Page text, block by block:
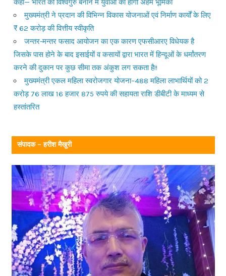
कहा— भारत को विश्वगुरु बनाने में युवाओं की होगी अहम भूमिका
मुख्यमंत्री ने प्रदान की विभिन्न विकास योजनाओं एवं निर्माण कार्यों के लिए
₹ 62 करोड़ की वित्तीय स्वीकृति
जन्तर-मन्तर फसाद आयोजन का एक कारण एफसीआरए विधेयक है
जिसके पास होने के बाद इसाईयों व कसायों द्वारा भारत में हिन्दूओं के धर्मांतरण
करने की दुकान पर कुछ सीमा तक अंकुश लग सकता है!!
मुख्यमंत्री एकल महिला स्वरोजगार योजना–488 महिला लाभार्थियों को 2
करोड़ 76 लाख 16 हजार 875 रुपये की सहायता राशि डीबीटी के माध्यम से
हस्तांतरित
संपादक – हरीश मैखुरी